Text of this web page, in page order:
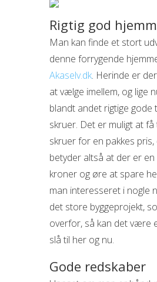
Rigtig god
Man kan finde et stort
denne forrygende
Akaselv.dk. Herinde er
at vælge imellem, og lige
blandt andet rigtige gode
skruer. Det er muligt at
skruer for en pakkes
betyder altså at der er en
kroner og øre at spare
man interesseret i nogle
det store byggeprojekt,
overfor, så kan det være
slå til her og nu.
Gode redskaber